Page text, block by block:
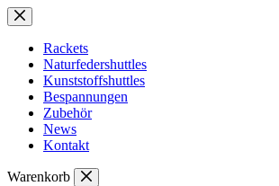
Zum
Inhalt
springenRackets
Naturfedershuttles
Kunststoffshuttles
Bespannungen
Zubehör
News
Kontakt
Warenkorb